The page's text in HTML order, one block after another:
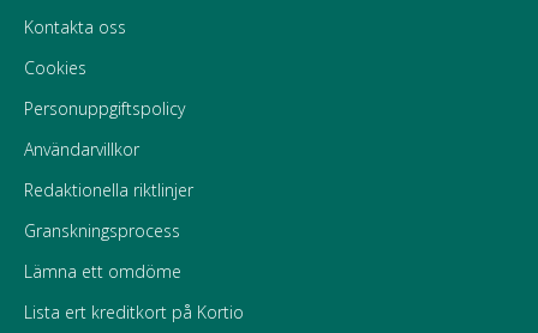
Kontakta oss
Cookies
Personuppgiftspolicy
Användarvillkor
Redaktionella riktlinjer
Granskningsprocess
Lämna ett omdöme
Lista ert kreditkort på Kortio